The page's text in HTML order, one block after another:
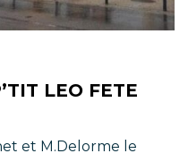
LEO FETE
et M.Delorme le